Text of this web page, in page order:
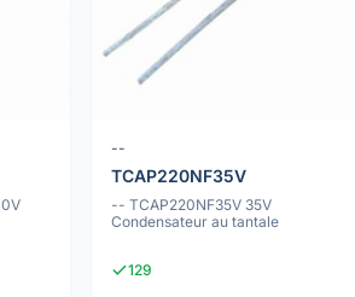
--
TCAP220NF35V
-- TCAP220NF35V 35V
Condensateur au tantale
129